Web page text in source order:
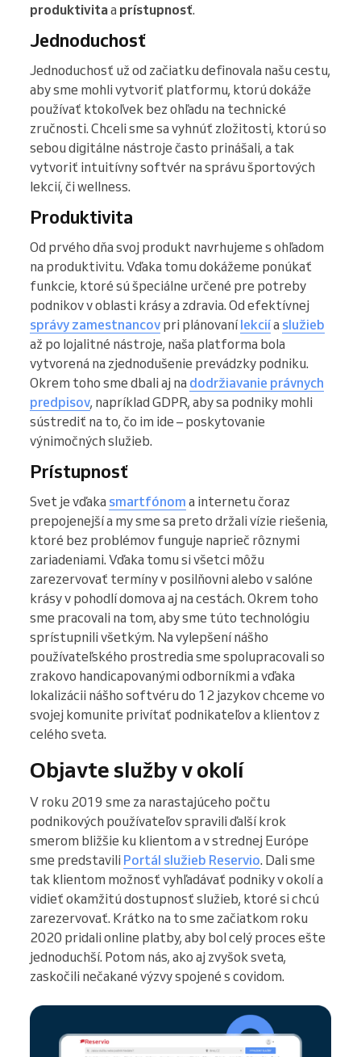
produktivitaa prístupnosť.
Jednoduchosť
Jednoduchosť už od začiatku definovala našu cestu,
aby sme mohli vytvoriť platformu, ktorú dokáže
používať ktokoľvek bez ohľadu na technické
zručnosti. Chceli sme sa vyhnúť zložitosti, ktorú so
sebou digitálne nástroje často prinášali, a tak
vytvoriť intuitívny softvér na správu športových
lekcií, či wellness.
Produktivita
Od prvého dňa svoj produkt navrhujeme s ohľadom
na produktivitu. Vďaka tomu dokážeme ponúkať
funkcie, ktoré sú špeciálne určené pre potreby
podnikov v oblasti krásy a zdravia. Od efektívnej
správy zamestnancov pri plánovanílekciía služieb
až po lojalitné nástroje, naša platforma bola
vytvorená na zjednodušenie prevádzky podniku.
Okrem toho sme dbali aj na dodržiavanie právnych
predpisov, napríklad GDPR, aby sa podniky mohli
sústrediť na to, čo im ide – poskytovanie
výnimočných služieb.
Prístupnosť
Svet je vďaka smartfónom a internetu čoraz
prepojenejší a my sme sa preto držali vízie riešenia,
ktoré bez problémov funguje naprieč rôznymi
zariadeniami. Vďaka tomu si všetci môžu
zarezervovať termíny v posilňovni alebo v salóne
krásy v pohodlí domova aj na cestách. Okrem toho
sme pracovali na tom, aby sme túto technológiu
sprístupnili všetkým. Na vylepšení nášho
používateľského prostredia sme spolupracovali so
zrakovo handicapovanými odborníkmi a vďaka
lokalizácii nášho softvéru do 12 jazykov chceme vo
svojej komunite privítať podnikateľov a klientov z
celého sveta.
Objavte služby v okolí
V roku 2019 sme za narastajúceho počtu
podnikových používateľov spravili ďalší krok
smerom bližšie ku klientom a v strednej Európe
sme predstavili Portál služieb Reservio. Dali sme
tak klientom možnosť vyhľadávať podniky v okolí a
vidieť okamžitú dostupnosť služieb, ktoré si chcú
zarezervovať. Krátko na to sme začiatkom roku
2020 pridali online platby, aby bol celý proces ešte
jednoduchší. Potom nás, ako aj zvyšok sveta,
zaskočili nečakané výzvy spojené s covidom.